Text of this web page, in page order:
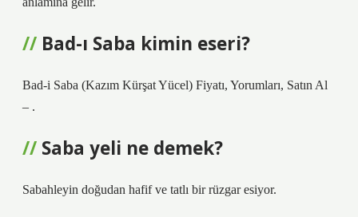
Bad-ı Saba kimin eseri?
Bad-i Saba (Kazım Kürşat Yücel) Fiyatı, Yorumları, Satın Al
– .
Saba yeli ne demek?
Sabahleyin doğudan hafif ve tatlı bir rüzgar esiyor.